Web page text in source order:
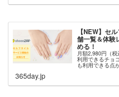
【NEW】セ
舗一覧＆体験
める！
月額2,980円（
利用できるチョ
も利用できる点
365day.jp